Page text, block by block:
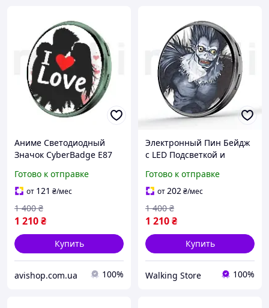
Аниме Светодиодный
Значок CyberBadge E87
Сенсорным HD Дисплеем
64MB, Блютузом и
Приложением,
Электронный Пин
Готово к отправке
от 121 ₴/мес
1 210₴
1 400 ₴
Купить
avishop.com.ua 100%
Электронный Пин Бейдж
с LED Подсветкой и
CyberBadge E87 Черный
Миниатюрный Аниме
Значок с Дисплеем и
Bluetooth,
Готово к отправке
от202₴/мес
1 210₴
1 400 ₴
Купить
Walking Store 100%